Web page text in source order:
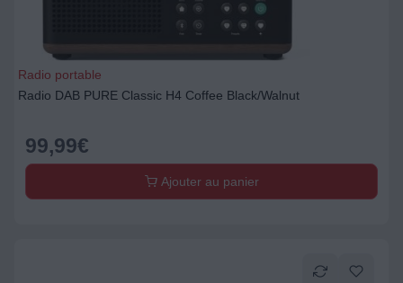
Radio portable
Radio DAB PURE Classic H4 Coffee Black/Walnut
99,99€
Ajouter au panier